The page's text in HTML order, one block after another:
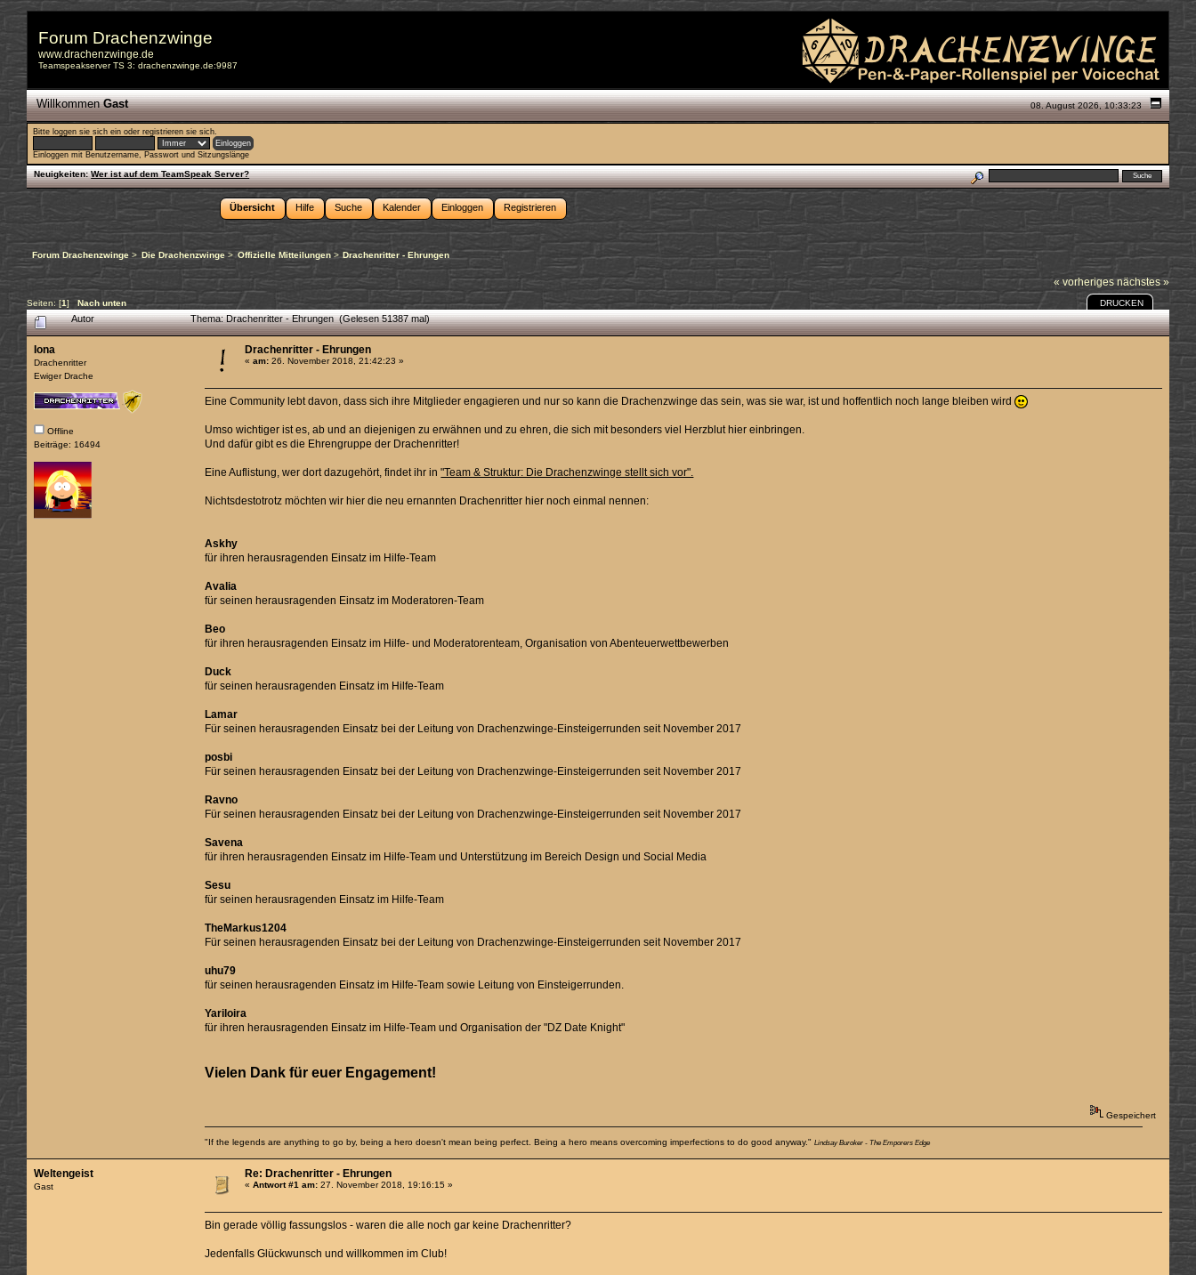
Forum Drachenzwinge
www.drachenzwinge.de
Teamspeakserver TS 3: drachenzwinge.de:9987
08. August 2026, 10:33:23
WillkommenGast
Bitte loggen sie sich ein oderregistrieren sie sich.
Einloggen mit Benutzername, Passwort und Sitzungslänge
Neuigkeiten: Wer ist auf dem TeamSpeak Server?
Übersicht Hilfe Suche Kalender Einloggen Registrieren
Forum Drachenzwinge > Die Drachenzwinge> Offizielle Mitteilungen> Drachenritter - Ehrungen
« vorheriges nächstes »
Seiten: [1] Nach unten DRUCKEN
Autor Thema: Drachenritter - Ehrungen (Gelesen 51387 mal)
Iona
Drachenritter
Ewiger Drache
Offline
Beiträge: 16494
Drachenritter - Ehrungen
«am: 26. November 2018, 21:42:23 »
Eine Community lebt davon, dass sich ihre Mitglieder engagieren und nur so kann die Drachenzwinge das sein, was sie war, ist und hoffentlich noch lange bleiben wird
Umso wichtiger ist es, ab und an diejenigen zu erwähnen und zu ehren, die sich mit besonders viel Herzblut hier einbringen.
Und dafür gibt es die Ehrengruppe der Drachenritter!
Eine Auflistung, wer dort dazugehört, findet ihr in"Team & Struktur: Die Drachenzwinge stellt sich vor".
Nichtsdestotrotz möchten wir hier die neu ernannten Drachenritter hier noch einmal nennen:
Askhy
für ihren herausragenden Einsatz im Hilfe-Team
Avalia
für seinen herausragenden Einsatz im Moderatoren-Team
Beo
für ihren herausragenden Einsatz im Hilfe- und Moderatorenteam, Organisation von Abenteuerwettbewerben
Duck
für seinen herausragenden Einsatz im Hilfe-Team
Lamar
Für seinen herausragenden Einsatz bei der Leitung von Drachenzwinge-Einsteigerrunden seit November 2017
posbi
Für seinen herausragenden Einsatz bei der Leitung von Drachenzwinge-Einsteigerrunden seit November 2017
Ravno
Für seinen herausragenden Einsatz bei der Leitung von Drachenzwinge-Einsteigerrunden seit November 2017
Savena
für ihren herausragenden Einsatz im Hilfe-Team und Unterstützung im Bereich Design und Social Media
Sesu
für seinen herausragenden Einsatz im Hilfe-Team
TheMarkus1204
Für seinen herausragenden Einsatz bei der Leitung von Drachenzwinge-Einsteigerrunden seit November 2017
uhu79
für seinen herausragenden Einsatz im Hilfe-Team sowie Leitung von Einsteigerrunden.
Yariloira
für ihren herausragenden Einsatz im Hilfe-Team und Organisation der "DZ Date Knight"
Vielen Dank für euer Engagement!
Gespeichert
"If the legends are anything to go by, being a hero doesn't mean being perfect. Being a hero means overcoming imperfections to do good anyway."Lindsay Buroker - The Emporers Edge
Weltengeist
Gast
Re: Drachenritter - Ehrungen
«Antwort #1 am: 27. November 2018, 19:16:15 »
Bin gerade völlig fassungslos - waren die alle noch gar keine Drachenritter?
Jedenfalls Glückwunsch und willkommen im Club!